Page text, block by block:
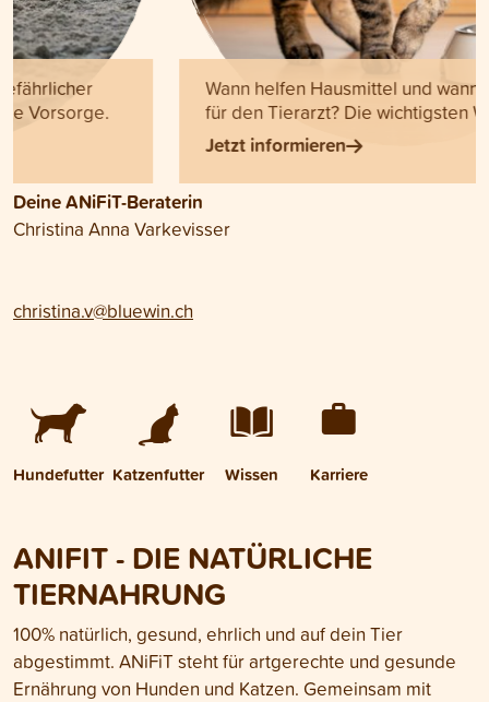
Wann helfen Hausmittel und wann wird es Zeit
für den Tierarzt? Die wichtigsten Warnsignale.
Deine ANiFiT-Beraterin
Christina Anna Varkevisser
christina.v@bluewin.ch
Hundefutter Katzenfutter Wissen Karriere
ANIFIT - DIE NATÜRLICHE
TIERNAHRUNG
100% natürlich, gesund, ehrlich und auf dein Tier
abgestimmt. ANiFiT steht für artgerechte und gesunde
Ernährung von Hunden und Katzen. Gemeinsam mit